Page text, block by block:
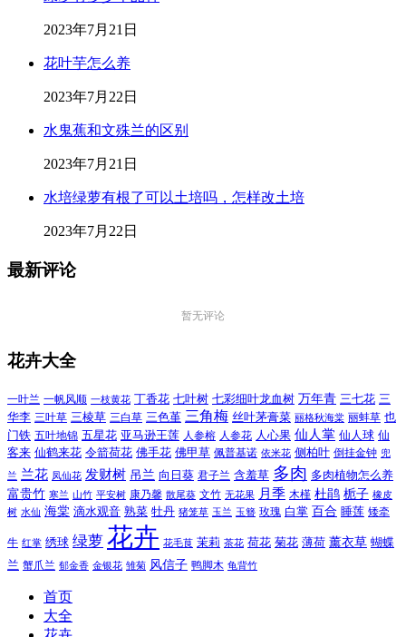
2023年7月21日
花叶芋怎么养
2023年7月22日
水鬼蕉和文殊兰的区别
2023年7月21日
水培绿萝有根了可以土培吗，怎样改土培
2023年7月22日
最新评论
暂无评论
花卉大全
一叶兰 一帆风顺 一枝黄花 丁香花 七叶树 七彩细叶龙血树 万年青 三七花 三
华李 三叶草 三棱草 三白草 三色堇 三角梅 丝叶茅膏菜 丽格秋海棠 丽蚌草 也
门铁 五叶地锦 五星花 亚马逊王莲 人参榕 人参花 人心果 仙人掌 仙人球 仙
客来 仙鹤来花 令箭荷花 佛手花 佛甲草 佩普基诺 依米花 侧柏叶 倒挂金钟 兜
兰 兰花 凤仙花 发财树 吊兰 向日葵 君子兰 含羞草 多肉 多肉植物怎么养
富贵竹 寒兰 山竹 平安树 康乃馨 散尾葵 文竹 无花果 月季 木槿 杜鹃 栀子 橡皮
树 水仙 海棠 滴水观音 熟菜 牡丹 猪笼草 玉兰 玉簪 玫瑰 白掌 百合 睡莲 矮牵
牛 红掌 绣球 绿萝 花卉 花毛茛 茉莉 茶花 荷花 菊花 薄荷 薰衣草 蝴蝶
兰 蟹爪兰 郁金香 金银花 雏菊 风信子 鸭脚木 龟背竹
首页
大全